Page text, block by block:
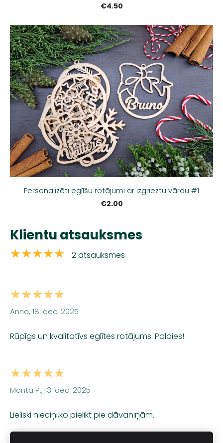
€4.50
Personalizēti eglīšu rotājumi ar izgrieztu vārdu #1
€2.00
Klientu atsauksmes
★★★★★ 2 atsauksmes
★★★★★
Anna, 18. dec. 2025
Rūpīgs un kvalitatīvs eglītes rotājums. Paldies!
★★★★★
Monta P., 13. dec. 2025
Lieliski nieciņi,ko pielikt pie dāvaniņām.